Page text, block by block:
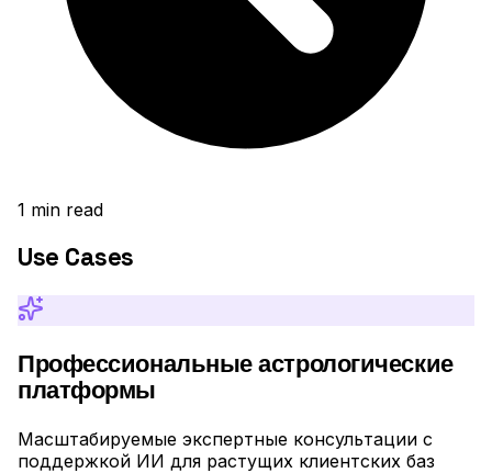
1 min read
Use Cases
Профессиональные астрологические
платформы
Масштабируемые экспертные консультации с
поддержкой ИИ для растущих клиентских баз